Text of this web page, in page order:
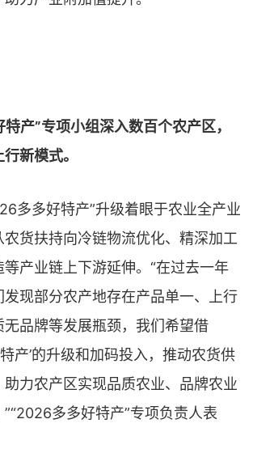
产”专项小组深入数百个农产区，
新模式。
多多好特产”升级着眼于农业全产业
农货扶持向冷链物流优化、精深加工
产业链上下游延伸。“在过去一年
发现部分农产地存在产品单一、上行
品牌等发展瓶颈，我们希望借
产’的升级和加码投入，推动农货供
助力农产区实现品质农业、品牌农业
多多好特产”专项负责人表